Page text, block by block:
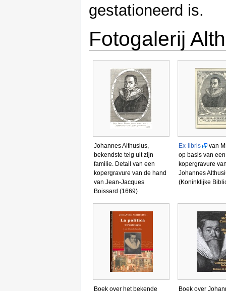
gestationeerd is.
Fotogalerij
Johannes Althusius,
bekendste telg uit zijn
familie. Detail van een
kopergravure van de hand
van Jean-Jacques
Boissard (1669)
Ex-libris
van
op basis van een
kopergravure
Johannes
(Koninklijke
Boek over het bekende Boek over